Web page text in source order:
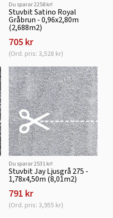
Du sparar 2258 kr!
Stuvbit Satino Royal
Gråbrun - 0,96x2,80m
(2,688m2)
705 kr
(Ord. pris: 3,528 kr)
Du sparar 2531 kr!
Stuvbit Jay Ljusgrå 275 -
1,78x4,50m (8,01m2)
791 kr
(Ord. pris: 3,955 kr)